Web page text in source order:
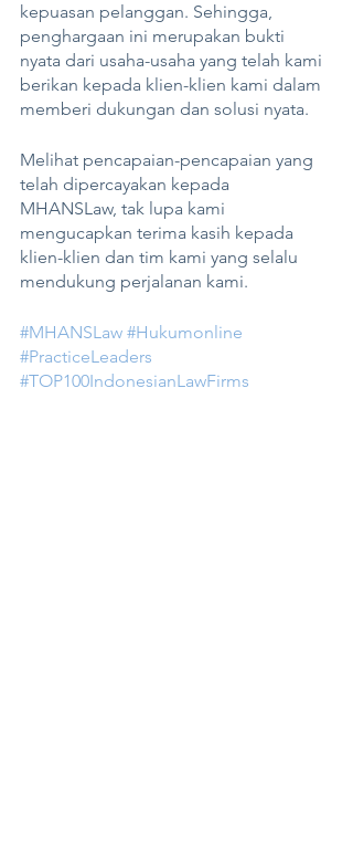
kepuasan pelanggan. Sehingga,
penghargaan ini merupakan bukti
nyata dari usaha-usaha yang telah kami
berikan kepada klien-klien kami dalam
memberi dukungan dan solusi nyata.
Melihat pencapaian-pencapaian yang
telah dipercayakan kepada
MHANSLaw, tak lupa kami
mengucapkan terima kasih kepada
klien-klien dan tim kami yang selalu
mendukung perjalanan kami.
#MHANSLaw #Hukumonline
#PracticeLeaders
#TOP100IndonesianLawFirms